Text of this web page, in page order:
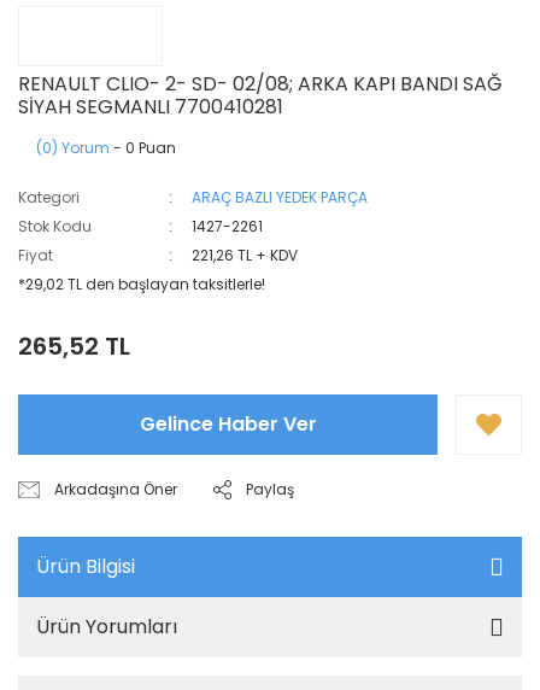
RENAULT CLIO- 2- SD- 02/08; ARKA KAPI BANDI SAĞ
SİYAH SEGMANLI 7700410281
(0) Yorum - 0 Puan
Kategori
ARAÇ BAZLI YEDEK PARÇA
Stok Kodu
1427-2261
Fiyat
221,26 TL + KDV
*29,02 TL den başlayan taksitlerle!
265,52 TL
Gelince Haber Ver
Arkadaşına Öner Paylaş
Ürün Bilgisi
Ürün Yorumları